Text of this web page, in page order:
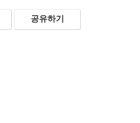
공유하기